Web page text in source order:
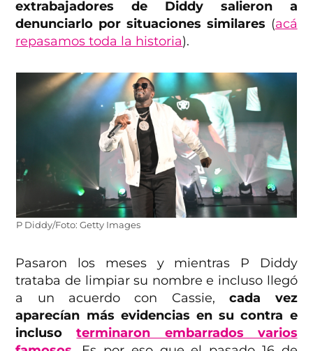
extrabajadores de Diddy salieron a
denunciarlo por situaciones similares (acá
repasamos toda la historia).
P Diddy/Foto: Getty Images
Pasaron los meses y mientras P Diddy
trataba de limpiar su nombre e incluso llegó
a un acuerdo con Cassie,cada vez
aparecían más evidencias en su contra e
inclusoterminaron embarrados varios